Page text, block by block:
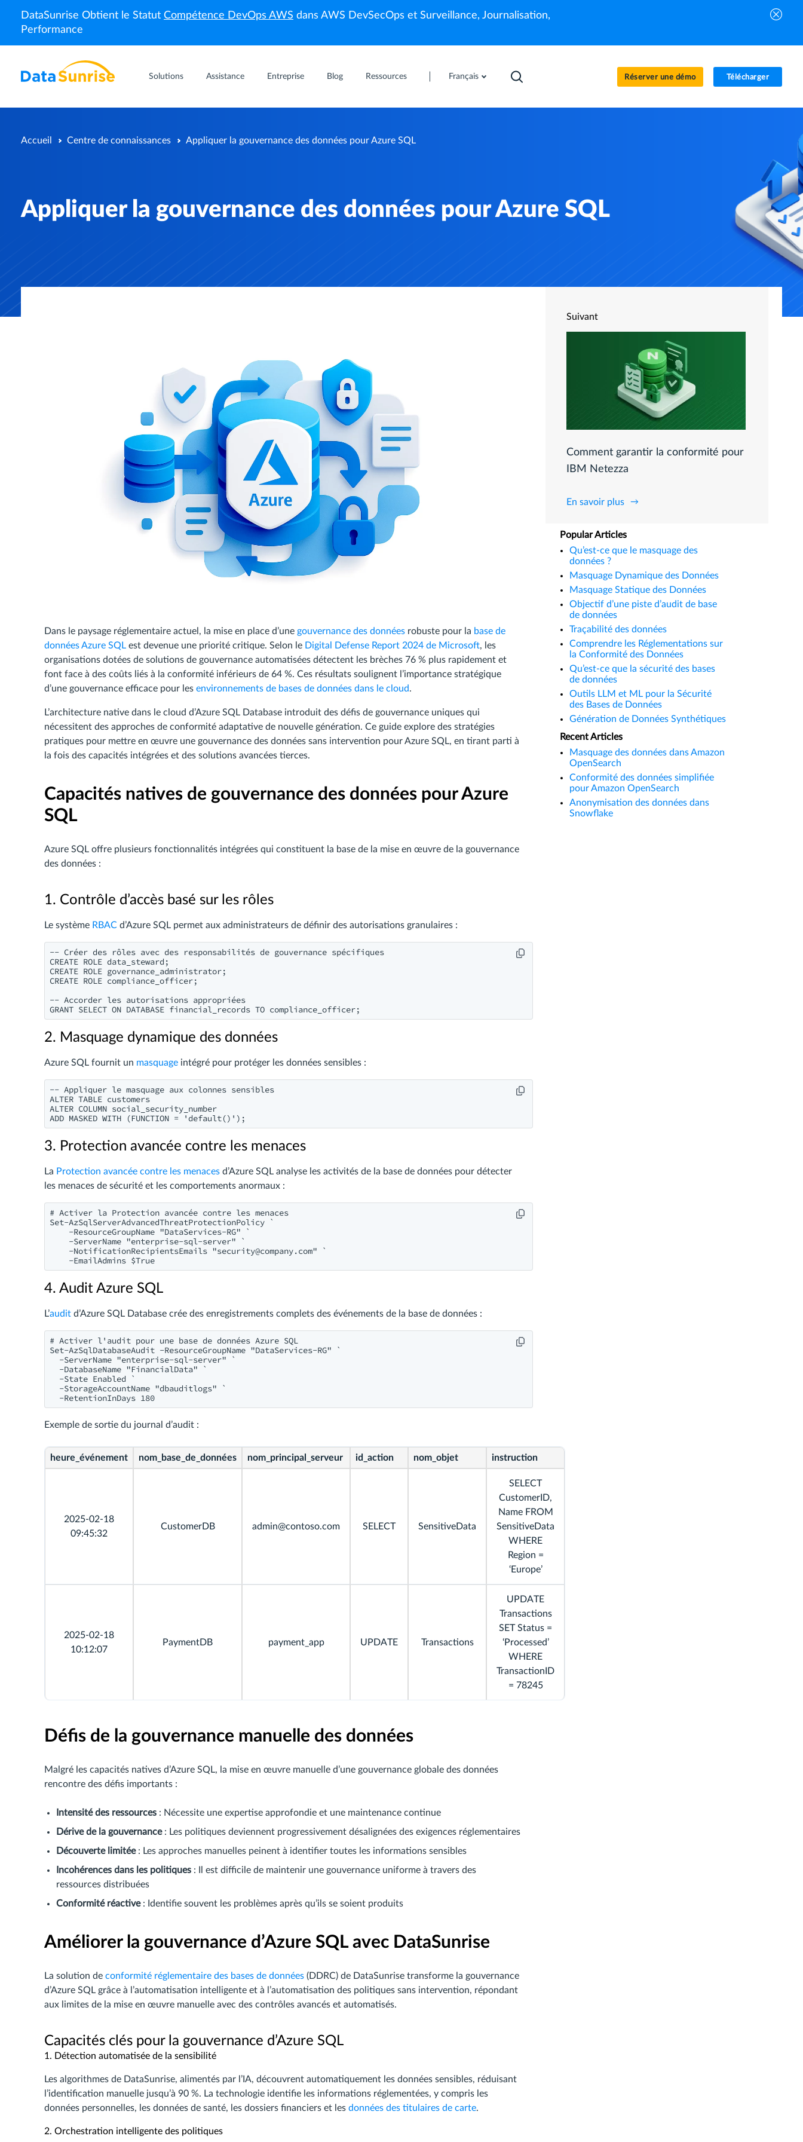
DataSunrise Obtient le Statut Compétence DevOps AWS dans AWS DevSecOps et Surveillance, Journalisation,
Performance
Solutions Assistance Entreprise Blog Ressources Français Réserver une démo Télécharger
Accueil Centre de connaissances Appliquer la gouvernance des données pour Azure SQL
Appliquer la gouvernance des données pour Azure SQL
Dans le paysage réglementaire actuel, la mise en place d’une gouvernance des données robuste pour la base de
données Azure SQL est devenue une priorité critique. Selon le Digital Defense Report 2024 de Microsoft, les
organisations dotées de solutions de gouvernance automatisées détectent les brèches 76 % plus rapidement et
font face à des coûts liés à la conformité inférieurs de 64 %. Ces résultats soulignent l’importance stratégique
d’une gouvernance efficace pour les environnements de bases de données dans le cloud.
L’architecture native dans le cloud d’Azure SQL Database introduit des défis de gouvernance uniques qui
nécessitent des approches de conformité adaptative de nouvelle génération. Ce guide explore des stratégies
pratiques pour mettre en œuvre une gouvernance des données sans intervention pour Azure SQL, en tirant parti à
la fois des capacités intégrées et des solutions avancées tierces.
Capacités natives de gouvernance des données pour Azure
SQL
Azure SQL offre plusieurs fonctionnalités intégrées qui constituent la base de la mise en œuvre de la gouvernance
des données :
1. Contrôle d’accès basé sur les rôles
Le système RBAC d’Azure SQL permet aux administrateurs de définir des autorisations granulaires :
-- Créer des rôles avec des responsabilités de gouvernance spécifiques
CREATE ROLE data_steward;
CREATE ROLE governance_administrator;
CREATE ROLE compliance_officer;
-- Accorder les autorisations appropriées
2. Masquage dynamique des données
Azure SQL fournit un masquage intégré pour protéger les données sensibles :
-- Appliquer le masquage aux colonnes sensibles
ALTER TABLE customers
ALTER COLUMN social_security_number
3. Protection avancée contre les menaces
La Protection avancée contre les menaces d’Azure SQL analyse les activités de la base de données pour détecter
les menaces de sécurité et les comportements anormaux :
# Activer la Protection avancée contre les menaces
Set-AzSqlServerAdvancedThreatProtectionPolicy `
    -ResourceGroupName "DataServices-RG" `
    -ServerName "enterprise-sql-server" `
    -NotificationRecipientsEmails "
security@company.com" `
4. Audit Azure SQL
L’audit d’Azure SQL Database crée des enregistrements complets des événements de la base de données :
# Activer l'audit pour une base de données Azure SQL
Set-AzSqlDatabaseAudit -ResourceGroupName "DataServices-RG" `
  -ServerName "enterprise-sql-server" `
  -DatabaseName "FinancialData" `
  -State Enabled `
  -StorageAccountName "dbauditlogs" `
Exemple de sortie du journal d’audit :
heure_événement nom_base_de_données nom_principal_serveur id_action nom_objet instruction
2025-02-18
09:45:32
CustomerDB admin@contoso.com SELECT SensitiveData
SELECT
CustomerID,
Name FROM
SensitiveData
WHERE
Region =
‘Europe’
2025-02-18
10:12:07
PaymentDB payment_app UPDATE Transactions
UPDATE
Transactions
SET Status =
‘Processed’
WHERE
TransactionID
= 78245
Défis de la gouvernance manuelle des données
Malgré les capacités natives d’Azure SQL, la mise en œuvre manuelle d’une gouvernance globale des données
rencontre des défis importants :
Intensité des ressources : Nécessite une expertise approfondie et une maintenance continue
Dérive de la gouvernance: Les politiques deviennent progressivement désalignées des exigences réglementaires
Découverte limitée: Les approches manuelles peinent à identifier toutes les informations sensibles
Incohérences dans les politiques : Il est difficile de maintenir une gouvernance uniforme à travers des
ressources distribuées
Conformité réactive: Identifie souvent les problèmes après qu’ils se soient produits
Améliorer la gouvernance d’Azure SQL avec DataSunrise
La solution de conformité réglementaire des bases de données (DDRC) de DataSunrise transforme la gouvernance
d’Azure SQL grâce à l’automatisation intelligente et à l’automatisation des politiques sans intervention, répondant
aux limites de la mise en œuvre manuelle avec des contrôles avancés et automatisés.
Capacités clés pour la gouvernance d’Azure SQL
1. Détection automatisée de la sensibilité
Les algorithmes de DataSunrise, alimentés par l’IA, découvrent automatiquement les données sensibles, réduisant
l’identification manuelle jusqu’à 90 %. La technologie identifie les informations réglementées, y compris les
données personnelles, les données de santé, les dossiers financiers et les données des titulaires de carte.
2. Orchestration intelligente des politiques
Suivant
Comment garantir la conformité pour
IBM Netezza
En savoir plus
Popular Articles
Qu’est-ce que le masquage des
données ?
Masquage Dynamique des Données
Masquage Statique des Données
Objectif d’une piste d’audit de base
de données
Traçabilité des données
Comprendre les Réglementations sur
la Conformité des Données
Qu’est-ce que la sécurité des bases
de données
Outils LLM et ML pour la Sécurité
des Bases de Données
Génération de Données Synthétiques
Recent Articles
Masquage des données dans Amazon
OpenSearch
Conformité des données simplifiée
pour Amazon OpenSearch
Anonymisation des données dans
Snowflake